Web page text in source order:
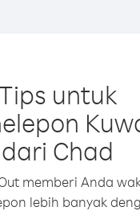
Tips untuk
dari Chad
memberi Anda
lebih banyak